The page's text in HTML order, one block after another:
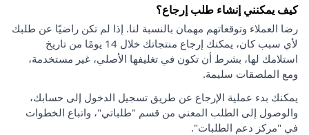
كيف يمكنني إنشاء طلب إرجاع؟
رضا العملاء وتوقعاتهم مهمان بالنسبة لنا. إذا لم تكن راضيًا عن طلبك
لأي سبب كان، يمكنك إرجاع منتجاتك خلال 14 يومًا من تاريخ
استلامك لها، بشرط أن تكون في تغليفها الأصلي، غير مستخدمة،
ومع الملصقات سليمة.
يمكنك بدء عملية الإرجاع عن طريق تسجيل الدخول إلى حسابك،
والوصول إلى الطلب المعني من قسم "طلباتي"، واتباع الخطوات
في "مركز دعم الطلبات".